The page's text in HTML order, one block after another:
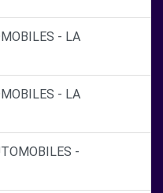
- LA
- LA
-